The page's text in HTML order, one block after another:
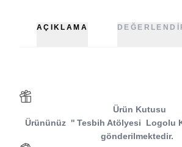
AÇIKLAMA
Ürün Kutusu
Ürününüz '' Tesbih Atölyesi Logolu
gönderilmektedir.